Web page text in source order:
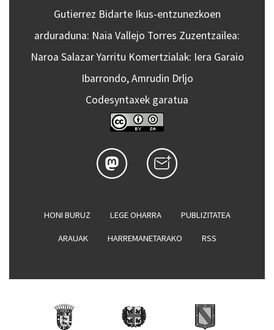
Gutierrez Bidarte Ikus-entzunezkoen
arduraduna: Naia Vallejo Torres Zuzentzailea:
Naroa Salazar Yarritu Komertzialak: Iera Garaio
Ibarrondo, Amrudin Drljo
Codesyntaxek garatua
HONI BURUZ LEGE OHARRA PUBLIZITATEA
ARAUAK HARREMANETARAKO RSS